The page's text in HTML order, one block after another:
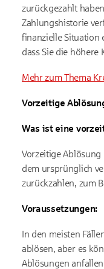
zurückgezahlt
Zahlungshistorie
finanzielle Situation
dass Sie die höhere
Mehr zum Thema
Vorzeitige
Was ist eine
Vorzeitige Ablösung
dem ursprünglich
zurückzahlen, zum
Voraussetzungen:
In den meisten
ablösen, aber es
Ablösungen